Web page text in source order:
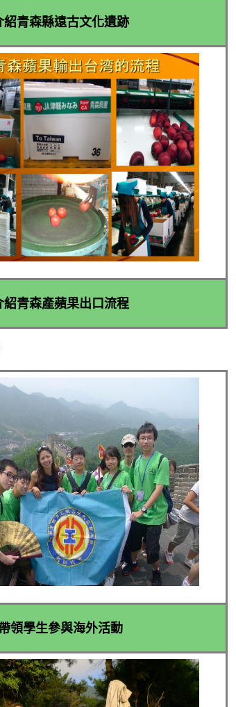
紹青森縣遠古文化遺跡
紹青森產蘋果出口流程
領學生參與海外活動